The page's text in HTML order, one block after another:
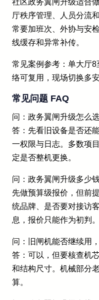
社区政务翼闸升级适合
厅秩序管理、人员分流
常要加班次、外协与安
线缓存和异常补传。
常见案例参考：单大厅
络可复用，现场切换多
常见问题 FAQ
问：政务翼闸升级怎么
答：先看旧设备是否还
一权限与日志。多数项
定是否整机更换。
问：政务翼闸升级多少
先做预算级报价，但前
统品牌、是否要对接访
息，报价只能作为初判。
问：旧闸机能否继续用
答：可以，但要核查机
和结构尺寸。机械部分
算。